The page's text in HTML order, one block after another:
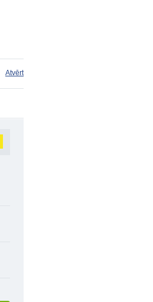
Atvērt